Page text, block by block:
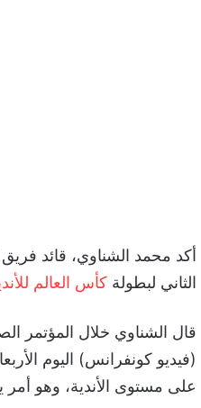
أكد محمد الشناوي، قائد
الثاني لبطولة كأس العالم
قال الشناوي خلال المؤتمر
(فيديو كونفرانس) اليوم
على مستوى الأندية، وهو أمر